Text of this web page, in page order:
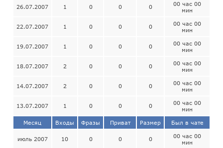
26.07.2007 1 0 0 0
00 час 00
мин
22.07.2007 1 0 0 0
00 час 00
мин
19.07.2007 1 0 0 0
00 час 00
мин
18.07.2007 2 0 0 0
00 час 00
мин
14.07.2007 2 0 0 0
00 час 00
мин
13.07.2007 1 0 0 0
00 час 00
мин
Месяц Входы Фразы Приват Размер Был в чате
июль 2007 10 0 0 0
00 час 00
мин